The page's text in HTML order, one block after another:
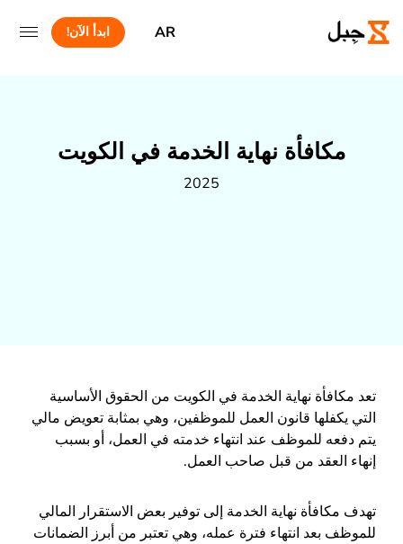
AR ابدأ الآن!
مكافأة نهاية الخدمة في الكويت
2025
تعد مكافأة نهاية الخدمة في الكويت من الحقوق الأساسية
التي يكفلها قانون العمل للموظفين، وهي بمثابة تعويض مالي
يتم دفعه للموظف عند انتهاء خدمته في العمل، أو بسبب
إنهاء العقد من قبل صاحب العمل.
تهدف مكافأة نهاية الخدمة إلى توفير بعض الاستقرار المالي
للموظف بعد انتهاء فترة عمله، وهي تعتبر من أبرز الضمانات